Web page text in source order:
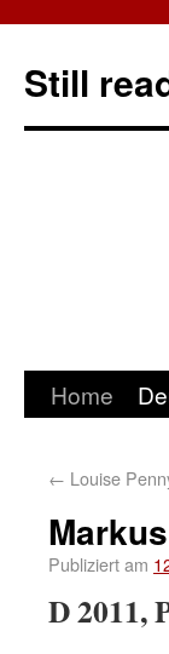
Still
Home
← Louise
Publiziert am
D 2011,